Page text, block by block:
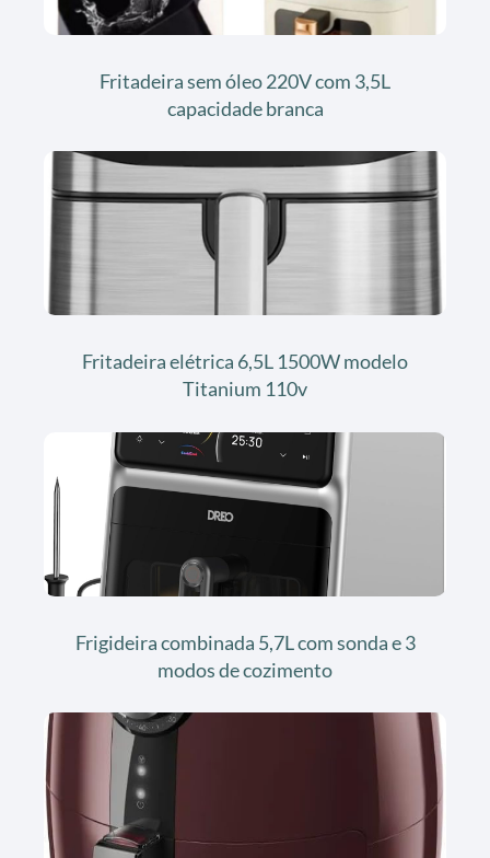
Fritadeira sem óleo 220V com 3,5L
capacidade branca
Fritadeira elétrica 6,5L 1500W modelo
Titanium 110v
Frigideira combinada 5,7L com sonda e 3
modos de cozimento